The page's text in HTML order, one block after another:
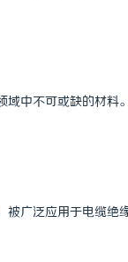
中不可或缺的材
广泛应用于电缆绝